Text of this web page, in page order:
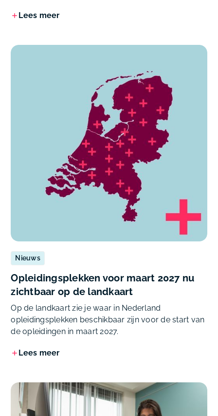
Lees meer
Nieuws
Opleidingsplekken voor maart 2027 nu
zichtbaar op de landkaart
Op de landkaart zie je waar in Nederland
opleidingsplekken beschikbaar zijn voor de start van
de opleidingen in maart 2027.
Lees meer